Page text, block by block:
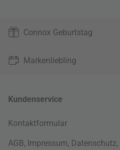
Connox Geburtstag
Markenliebling
Kundenservice
Kontaktformular
AGB, Impressum, Datenschutz,